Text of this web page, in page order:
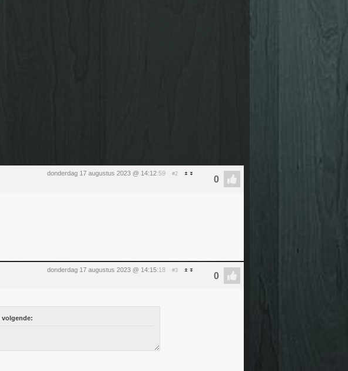
donderdag 17 augustus 2023 @ 14:12:59 #2
donderdag 17 augustus 2023 @ 14:15:18 #3
volgende: